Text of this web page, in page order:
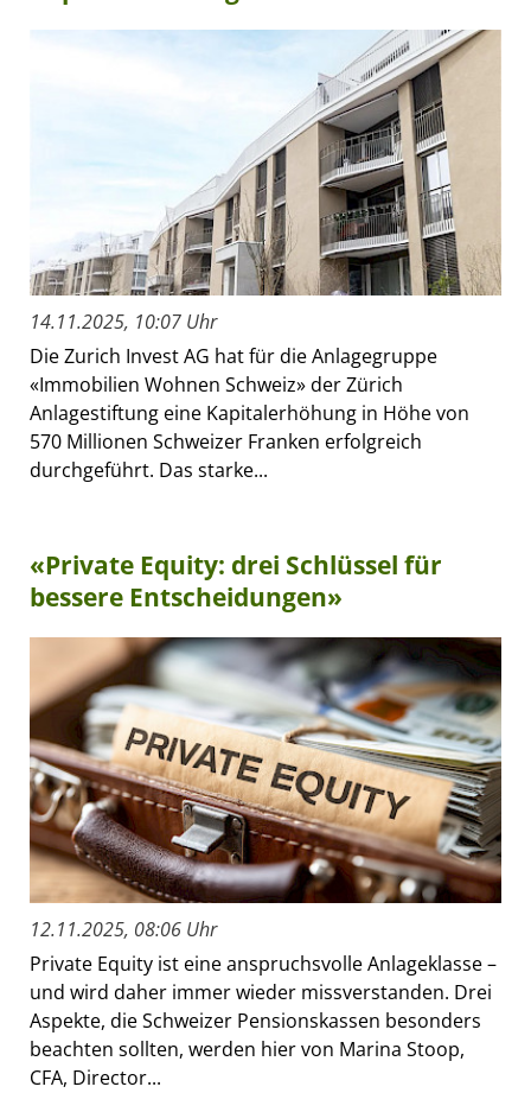
14.11.2025, 10:07 Uhr
Die Zurich Invest AG hat für die Anlagegruppe
«Immobilien Wohnen Schweiz» der Zürich
Anlagestiftung eine Kapitalerhöhung in Höhe von
570 Millionen Schweizer Franken erfolgreich
durchgeführt. Das starke...
«Private Equity: drei Schlüssel für
bessere Entscheidungen»
12.11.2025, 08:06 Uhr
Private Equity ist eine anspruchsvolle Anlageklasse –
und wird daher immer wieder missverstanden. Drei
Aspekte, die Schweizer Pensionskassen besonders
beachten sollten, werden hier von Marina Stoop,
CFA, Director...